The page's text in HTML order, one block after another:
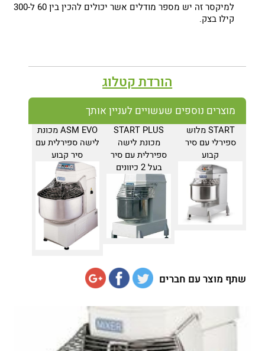
למיקסר זה יש מספר מודלים אשר יכולים להכין בין 60 ל-300
קילו בצק.
הורדת קטלוג
מוצרים נוספים שעשויים לעניין אותך
START מלוש
ספירלי עם סיר
קבוע
START PLUS
מכונת לישה
ספירלית עם סיר
בעל 2 כיוונים
ASM EVO מכונת
לישה ספירלית עם
סיר קבוע
שתף מוצר עם חברים